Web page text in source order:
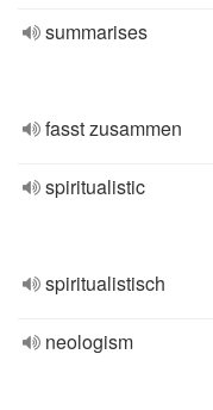
summarises
fasst zusammen
spiritualistic
spiritualistisch
neologism